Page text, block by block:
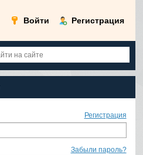
Войти Регистрация
Регистрация
Забыли пароль?